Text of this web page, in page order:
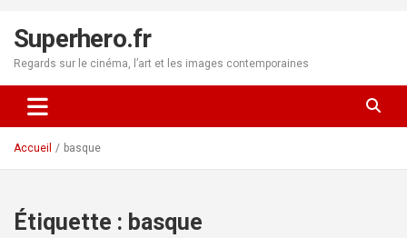
contenu
Superhero.fr
Regards sur le cinéma, l’art et les images contemporaines
Accueil basque
Étiquette : basque